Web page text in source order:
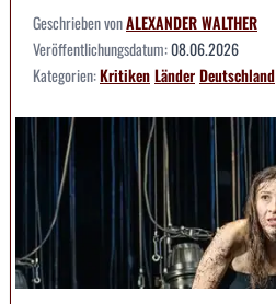
Geschrieben vonALEXANDER WALTHER
Veröffentlichungsdatum:08.06.2026
Kategorien:KritikenLänderDeutschland